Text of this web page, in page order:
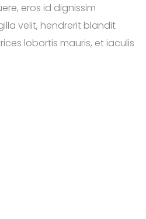
eros id dignissim
velit, hendrerit blandit
lobortis mauris, et iaculis